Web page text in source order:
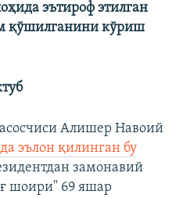
эътироф этилган
қўшилганини кўриш
Алишер Навоий
эълон қилинган бу
замонавий
шоири" 69 яшар